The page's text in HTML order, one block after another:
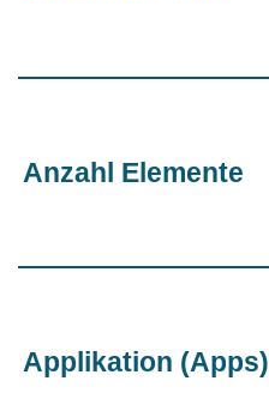
Anzahl Elemente
Applikation (Apps)